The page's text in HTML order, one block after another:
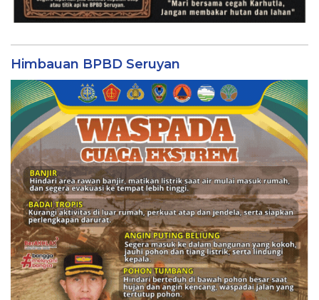
Himbauan BPBD Seruyan